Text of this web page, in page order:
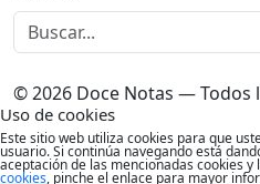
© 2026 Doce Notas — Todos
Uso de cookies
Este sitio web utiliza cookies para que
usuario. Si continúa navegando está
aceptación de las mencionadas cookies
cookies, pinche el enlace para mayor